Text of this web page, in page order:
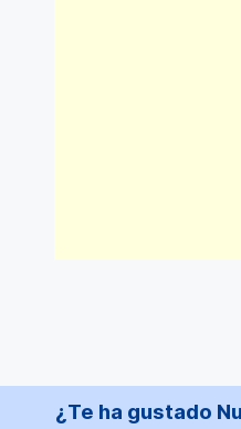
¿Te ha gustado